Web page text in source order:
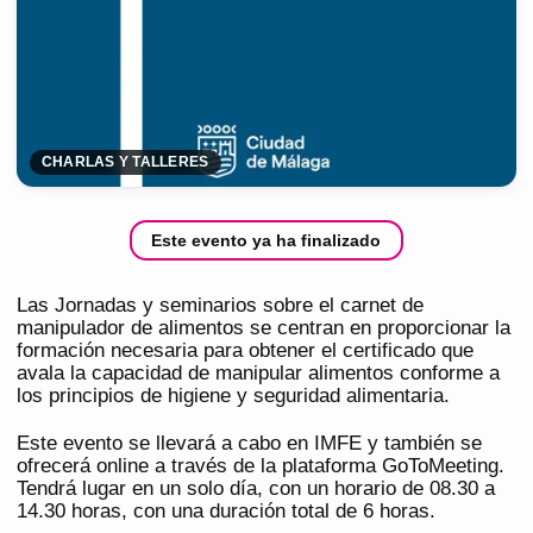
CHARLAS Y TALLERES
Este evento ya ha finalizado
Las Jornadas y seminarios sobre el carnet de
manipulador de alimentos se centran en proporcionar la
formación necesaria para obtener el certificado que
avala la capacidad de manipular alimentos conforme a
los principios de higiene y seguridad alimentaria.
Este evento se llevará a cabo en IMFE y también se
ofrecerá online a través de la plataforma GoToMeeting.
Tendrá lugar en un solo día, con un horario de 08.30 a
14.30 horas, con una duración total de 6 horas.